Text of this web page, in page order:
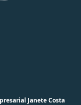
Janete Costa